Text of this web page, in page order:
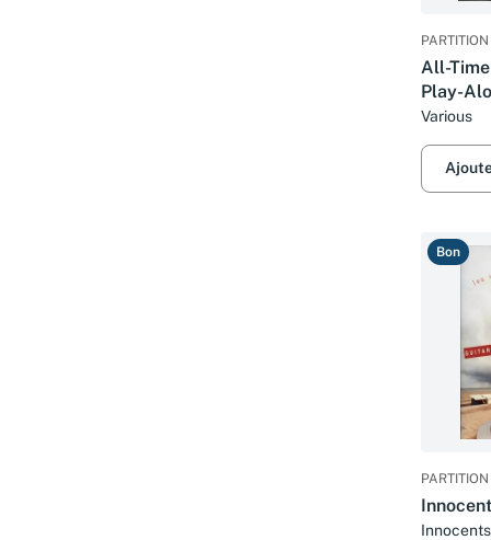
PARTITION
All-
Play-
Various
Bon
PARTITION